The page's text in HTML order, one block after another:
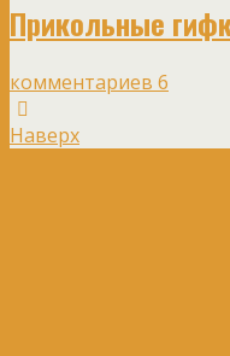
Прикольные
комментариев 6
Наверх